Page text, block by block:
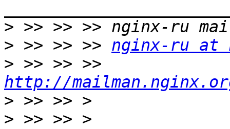
>
> >> >> >> nginx-ru at
>
http://
>
> >> >> >